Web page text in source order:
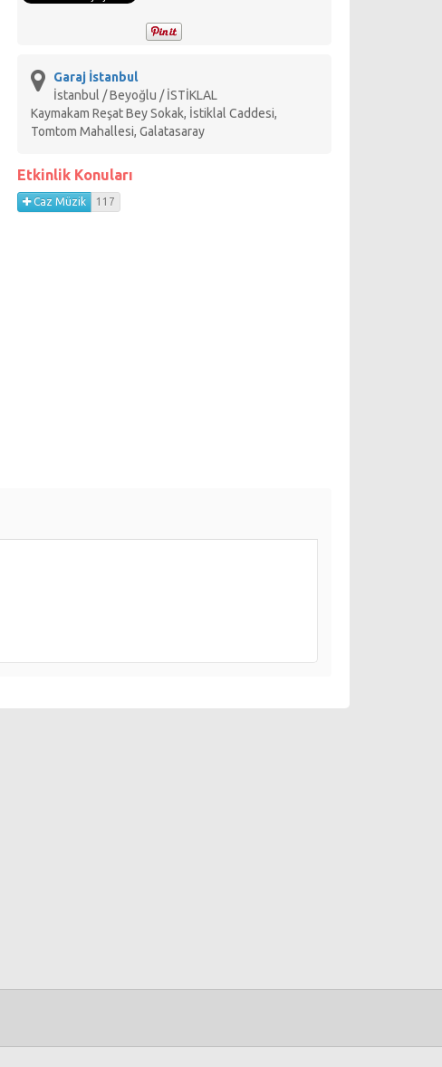
Garaj İstanbul
İstanbul / Beyoğlu / İSTİKLAL
Kaymakam Reşat Bey Sokak, İstiklal Caddesi,
Tomtom Mahallesi, Galatasaray
Etkinlik Konuları
Caz Müzik 117